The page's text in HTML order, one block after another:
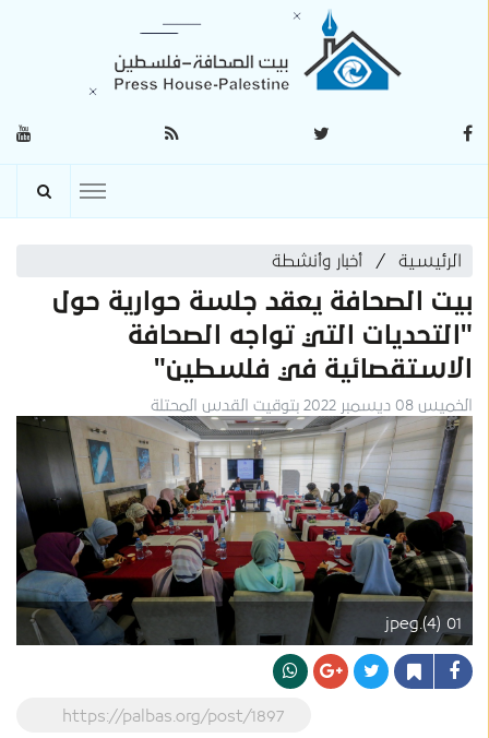
الرئيسية أخبار وأنشطة
بيت الصحافة يعقد جلسة حوارية حول
"التحديات التي تواجه الصحافة
الاستقصائية في فلسطين"
الخميس 08 ديسمبر 2022 بتوقيت القدس المحتلة
01 (4).jpeg
https://palbas.org/post/1897